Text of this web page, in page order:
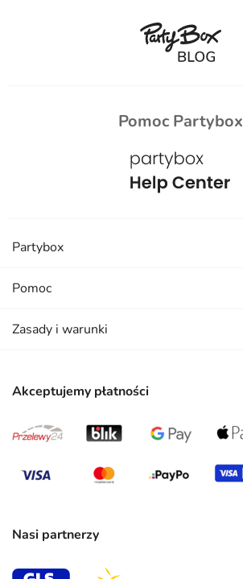
Pomoc Partybox
Akceptujemy płatności
Nasi partnerzy
Partybox
Pomoc
Zasady i warunki